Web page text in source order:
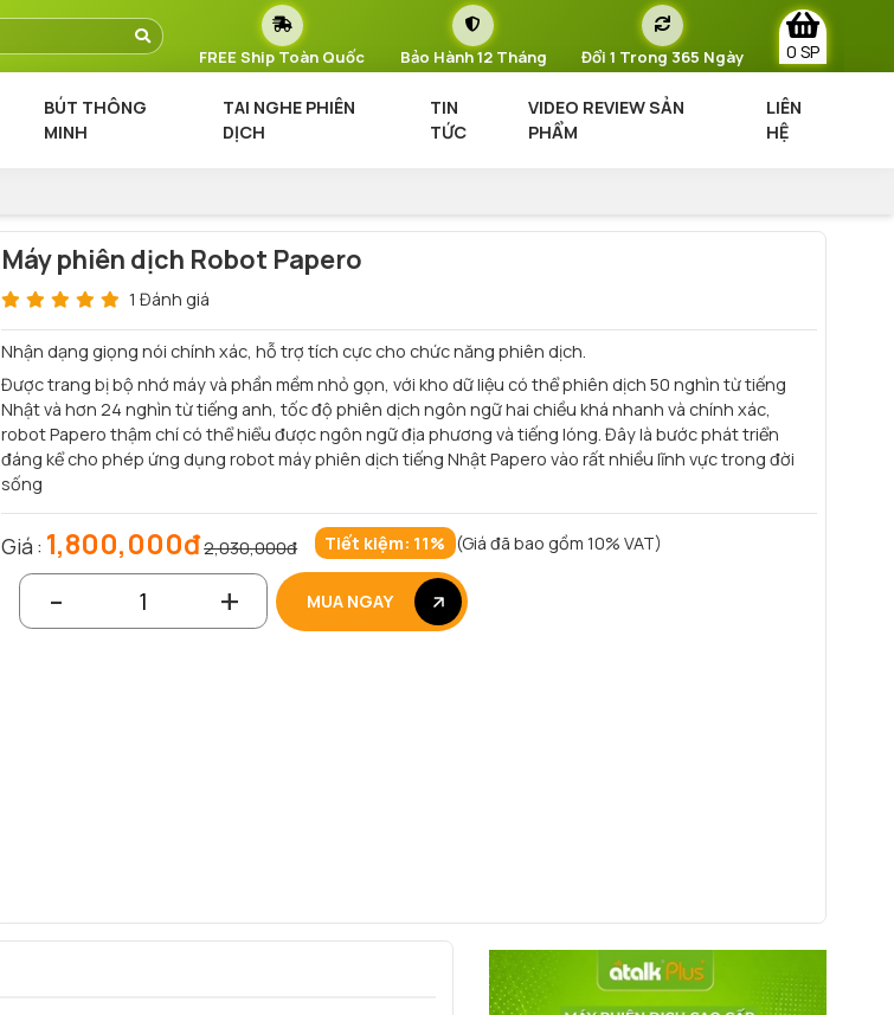
FREE Ship Toàn Quốc Bảo Hành 12 Tháng Đổi 1 Trong 365 Ngày 0 SP
BÚT THÔNG
MINH
TAI NGHE PHIÊN
DỊCH
TIN
TỨC
VIDEO REVIEW SẢN
PHẨM
LIÊN
HỆ
Máy phiên dịch Robot Papero
1 Đánh giá
Nhận dạng giọng nói chính xác, hỗ trợ tích cực cho chức năng phiên dịch.
Được trang bị bộ nhớ máy và phần mềm nhỏ gọn, với kho dữ liệu có thể phiên dịch 50 nghìn từ tiếng
Nhật và hơn 24 nghìn từ tiếng anh, tốc độ phiên dịch ngôn ngữ hai chiều khá nhanh và chính xác,
robot Papero thậm chí có thể hiểu được ngôn ngữ địa phương và tiếng lóng. Đây là bước phát triển
đáng kể cho phép ứng dụng robot máy phiên dịch tiếng Nhật Papero vào rất nhiều lĩnh vực trong đời
sống
Giá : 1,800,000đ2,030,000đ Tiết kiệm: 11% (Giá đã bao gồm 10% VAT)
- + MUA NGAY